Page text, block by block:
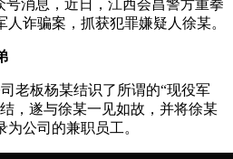
消息，近日，江西会昌警方重拳
诈骗案，抓获犯罪嫌疑人徐某。
板杨某结识了所谓的“现役军
，遂与徐某一见如故，并将徐某
公司的兼职员工。